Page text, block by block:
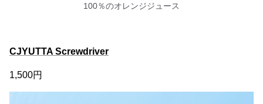
100％のオレンジジュース
CJYUTTA Screwdriver
1,500円